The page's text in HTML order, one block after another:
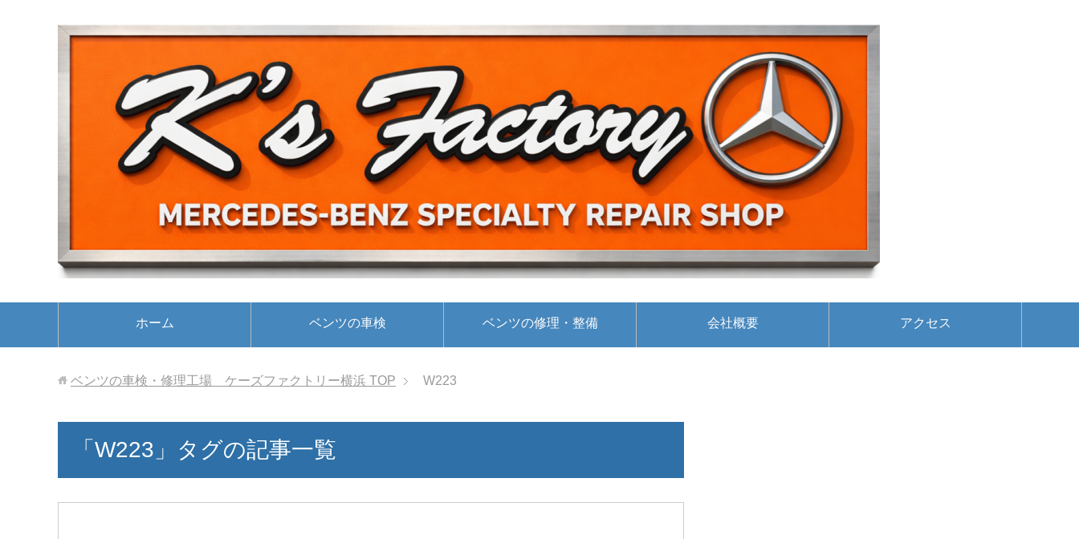
ホーム ベンツの車検 ベンツの修理・整備 会社概要 アクセス
ベンツの車検・修理工場 ケーズファクトリー横浜 TOP W223
「W223」タグの記事一覧